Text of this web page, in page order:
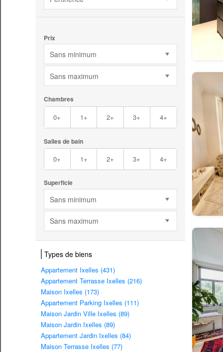
Prix
Sans minimum
Sans maximum
Chambres
0+ 1+ 2+ 3+ 4+
Salles de bain
0+ 1+ 2+ 3+ 4+
Superficie
Sans minimum
Sans maximum
Types de biens
Appartement Ixelles (431)
Appartement Terrasse Ixelles (216)
Maison Ixelles (173)
Appartement Parking Ixelles (111)
Maison Jardin Ville Ixelles (89)
Maison Jardin Ixelles (89)
Appartement Jardin Ixelles (84)
Maison Terrasse Ixelles (77)